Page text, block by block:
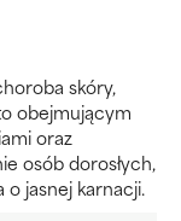
skóry,
obejmującym
oraz
osób dorosłych,
jasnej karnacji.